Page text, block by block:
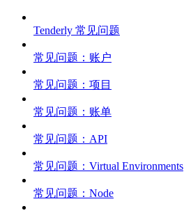
Tenderly 常见问题
常见问题：账户
常见问题：项目
常见问题：账单
常见问题：API
常见问题：Virtual Environments
常见问题：Node